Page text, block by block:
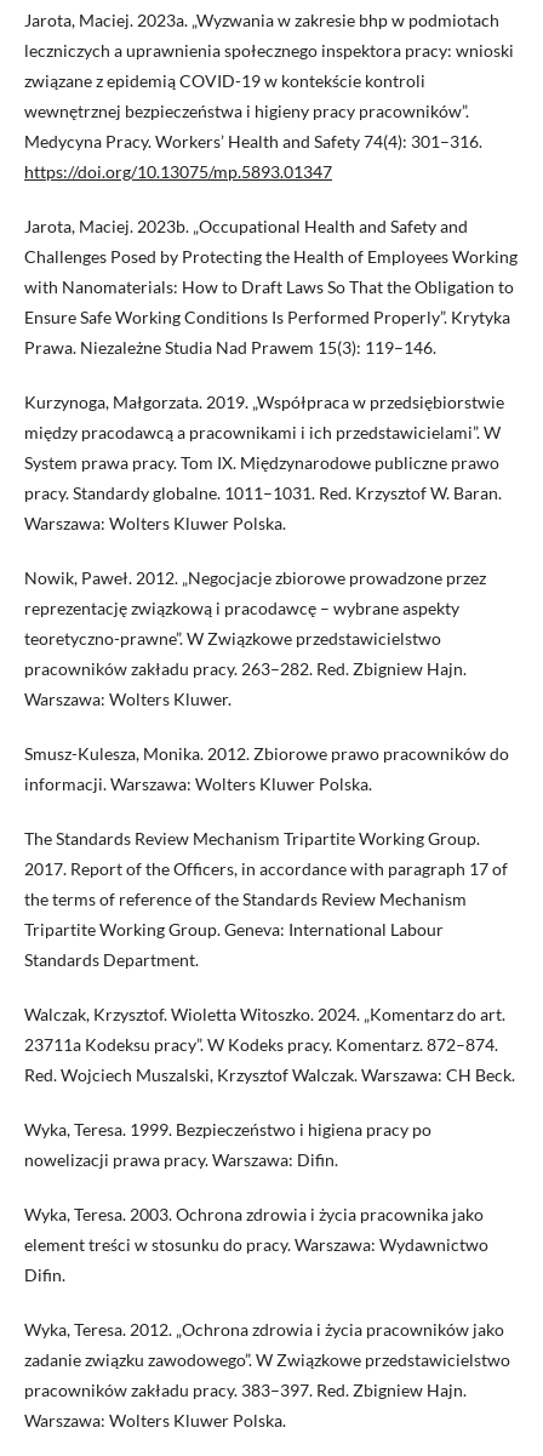
Jarota, Maciej. 2023a. „Wyzwania w zakresie bhp w podmiotach
leczniczych a uprawnienia społecznego inspektora pracy: wnioski
związane z epidemią COVID-19 w kontekście kontroli
wewnętrznej bezpieczeństwa i higieny pracy pracowników”.
Medycyna Pracy. Workers’ Health and Safety 74(4): 301–316.
https://doi.org/10.13075/mp.5893.01347
Jarota, Maciej. 2023b. „Occupational Health and Safety and
Challenges Posed by Protecting the Health of Employees Working
with Nanomaterials: How to Draft Laws So That the Obligation to
Ensure Safe Working Conditions Is Performed Properly”. Krytyka
Prawa. Niezależne Studia Nad Prawem 15(3): 119–146.
Kurzynoga, Małgorzata. 2019. „Współpraca w przedsiębiorstwie
między pracodawcą a pracownikami i ich przedstawicielami”. W
System prawa pracy. Tom IX. Międzynarodowe publiczne prawo
pracy. Standardy globalne. 1011–1031. Red. Krzysztof W. Baran.
Warszawa: Wolters Kluwer Polska.
Nowik, Paweł. 2012. „Negocjacje zbiorowe prowadzone przez
reprezentację związkową i pracodawcę – wybrane aspekty
teoretyczno-prawne”. W Związkowe przedstawicielstwo
pracowników zakładu pracy. 263–282. Red. Zbigniew Hajn.
Warszawa: Wolters Kluwer.
Smusz-Kulesza, Monika. 2012. Zbiorowe prawo pracowników do
informacji. Warszawa: Wolters Kluwer Polska.
The Standards Review Mechanism Tripartite Working Group.
2017. Report of the Officers, in accordance with paragraph 17 of
the terms of reference of the Standards Review Mechanism
Tripartite Working Group. Geneva: International Labour
Standards Department.
Walczak, Krzysztof. Wioletta Witoszko. 2024. „Komentarz do art.
23711a Kodeksu pracy”. W Kodeks pracy. Komentarz. 872–874.
Red. Wojciech Muszalski, Krzysztof Walczak. Warszawa: CH Beck.
Wyka, Teresa. 1999. Bezpieczeństwo i higiena pracy po
nowelizacji prawa pracy. Warszawa: Difin.
Wyka, Teresa. 2003. Ochrona zdrowia i życia pracownika jako
element treści w stosunku do pracy. Warszawa: Wydawnictwo
Difin.
Wyka, Teresa. 2012. „Ochrona zdrowia i życia pracowników jako
zadanie związku zawodowego”. W Związkowe przedstawicielstwo
pracowników zakładu pracy. 383–397. Red. Zbigniew Hajn.
Warszawa: Wolters Kluwer Polska.